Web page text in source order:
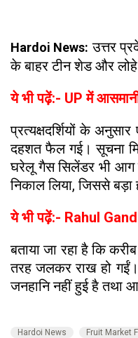
Hardoi News: उत्तर
के बाहर टीन शेड और
ये भी पढ़ें:- UP में
प्रत्यक्षदर्शियों के
दहशत फैल गई। सूचना
घरेलू गैस सिलेंडर भी आग
निकाल लिया, जिससे बड़ा
ये भी पढ़ें:- Rahul
बताया जा रहा है कि
तरह जलकर राख हो गईं।
जनहानि नहीं हुई है तथा
Hardoi News Fruit Market